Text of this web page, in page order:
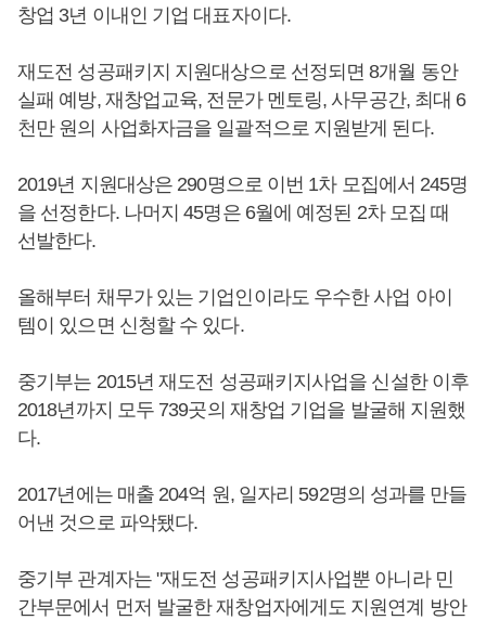
창업 3년 이내인 기업 대표자이다.
재도전 성공패키지 지원대상으로 선정되면 8개월 동안
실패 예방, 재창업교육, 전문가 멘토링, 사무공간, 최대 6
천만 원의 사업화자금을 일괄적으로 지원받게 된다.
2019년 지원대상은 290명으로 이번 1차 모집에서 245명
을 선정한다. 나머지 45명은 6월에 예정된 2차 모집 때
선발한다.
올해부터 채무가 있는 기업인이라도 우수한 사업 아이
템이 있으면 신청할 수 있다.
중기부는 2015년 재도전 성공패키지사업을 신설한 이후
2018년까지 모두 739곳의 재창업 기업을 발굴해 지원했
다.
2017년에는 매출 204억 원, 일자리 592명의 성과를 만들
어낸 것으로 파악됐다.
중기부 관계자는 "재도전 성공패키지사업뿐 아니라 민
간부문에서 먼저 발굴한 재창업자에게도 지원연계 방안